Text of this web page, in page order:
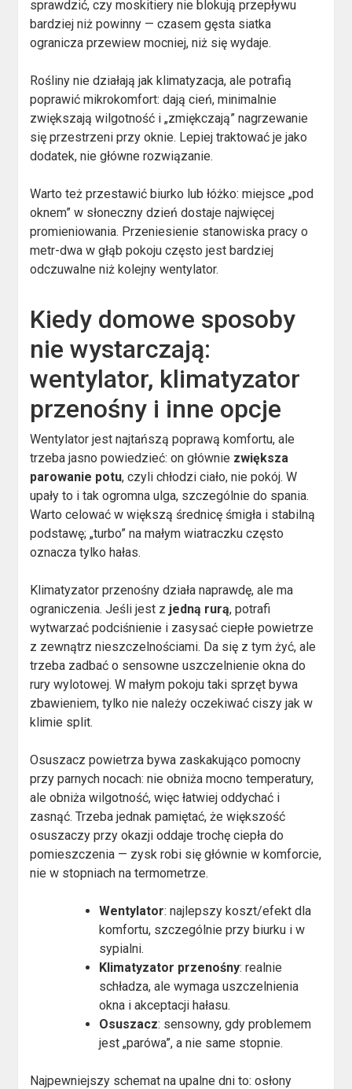
sprawdzić, czy moskitiery nie blokują przepływu
bardziej niż powinny — czasem gęsta siatka
ogranicza przewiew mocniej, niż się wydaje.
Rośliny nie działają jak klimatyzacja, ale potrafią
poprawić mikrokomfort: dają cień, minimalnie
zwiększają wilgotność i „zmiękczają” nagrzewanie
się przestrzeni przy oknie. Lepiej traktować je jako
dodatek, nie główne rozwiązanie.
Warto też przestawić biurko lub łóżko: miejsce „pod
oknem” w słoneczny dzień dostaje najwięcej
promieniowania. Przeniesienie stanowiska pracy o
metr-dwa w głąb pokoju często jest bardziej
odczuwalne niż kolejny wentylator.
Kiedy domowe sposoby
nie wystarczają:
wentylator, klimatyzator
przenośny i inne opcje
Wentylator jest najtańszą poprawą komfortu, ale
trzeba jasno powiedzieć: on głównie zwiększa
parowanie potu, czyli chłodzi ciało, nie pokój. W
upały to i tak ogromna ulga, szczególnie do spania.
Warto celować w większą średnicę śmigła i stabilną
podstawę; „turbo” na małym wiatraczku często
oznacza tylko hałas.
Klimatyzator przenośny działa naprawdę, ale ma
ograniczenia. Jeśli jest z jedną rurą, potrafi
wytwarzać podciśnienie i zasysać ciepłe powietrze
z zewnątrz nieszczelnościami. Da się z tym żyć, ale
trzeba zadbać o sensowne uszczelnienie okna do
rury wylotowej. W małym pokoju taki sprzęt bywa
zbawieniem, tylko nie należy oczekiwać ciszy jak w
klimie split.
Osuszacz powietrza bywa zaskakująco pomocny
przy parnych nocach: nie obniża mocno temperatury,
ale obniża wilgotność, więc łatwiej oddychać i
zasnąć. Trzeba jednak pamiętać, że większość
osuszaczy przy okazji oddaje trochę ciepła do
pomieszczenia — zysk robi się głównie w komforcie,
nie w stopniach na termometrze.
Wentylator: najlepszy koszt/efekt dla
komfortu, szczególnie przy biurku i w
sypialni.
Klimatyzator przenośny: realnie
schładza, ale wymaga uszczelnienia
okna i akceptacji hałasu.
Osuszacz: sensowny, gdy problemem
jest „parówa”, a nie same stopnie.
Najpewniejszy schemat na upalne dni to: osłony